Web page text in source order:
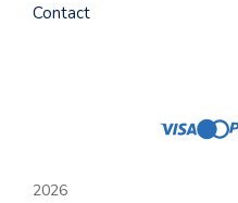
Contact
2026